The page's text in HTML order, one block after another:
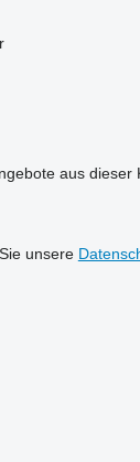
aus dieser
unsere